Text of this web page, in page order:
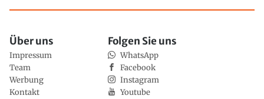
Über uns
Impressum
Team
Werbung
Kontakt
Folgen Sie uns
WhatsApp
Facebook
Instagram
Youtube